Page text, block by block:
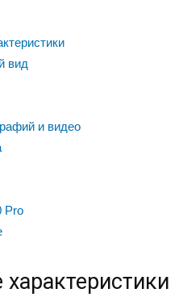
вид
и видео
Pro